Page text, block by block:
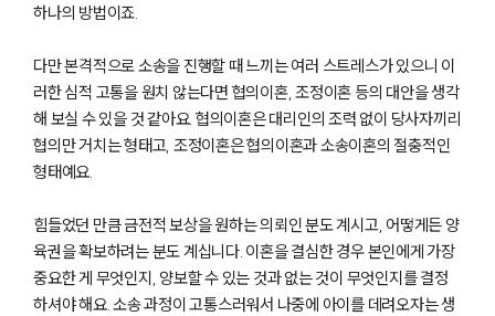
이혼 법률정보
법률지식인
이혼소송·상담후기
업무
전체
이혼 양육비계산기
상간자위자료계산기
하나의 방법이죠.
다만 본격적으로 소송을 진행할 때 느끼는 여러 스트레스가 있으니 이
러한 심적 고통을 원치 않는다면 협의이혼, 조정이혼 등의 대안을 생각
해 보실 수 있을 것 같아요. 협의이혼은 대리인의 조력 없이 당사자끼리
협의만 거치는 형태고, 조정이혼은 협의이혼과 소송이혼의 절충적인
형태예요.
힘들었던 만큼 금전적 보상을 원하는 의뢰인 분도 계시고, 어떻게든 양
육권을 확보하려는 분도 계십니다. 이혼을 결심한 경우 본인에게 가장
중요한 게 무엇인지, 양보할 수 있는 것과 없는 것이 무엇인지를 결정
하셔야 해요. 소송 과정이 고통스러워서 나중에 아이를 데려오자는 생